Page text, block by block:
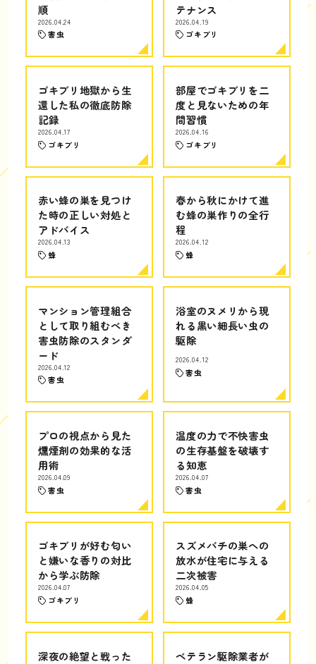
順
2026.04.24
害虫
テナンス
2026.04.19
ゴキブリ
ゴキブリ地獄から生
還した私の徹底防除
記録
2026.04.17
ゴキブリ
部屋でゴキブリを二
度と見ないための年
間習慣
2026.04.16
ゴキブリ
赤い蜂の巣を見つけ
た時の正しい対処と
アドバイス
2026.04.13
蜂
春から秋にかけて進
む蜂の巣作りの全行
程
2026.04.12
蜂
マンション管理組合
として取り組むべき
害虫防除のスタンダ
ード
2026.04.12
害虫
浴室のヌメリから現
れる黒い細長い虫の
駆除
2026.04.12
害虫
プロの視点から見た
燻煙剤の効果的な活
用術
2026.04.09
害虫
温度の力で不快害虫
の生存基盤を破壊す
る知恵
2026.04.07
害虫
ゴキブリが好む匂い
と嫌いな香りの対比
から学ぶ防除
2026.04.07
ゴキブリ
スズメバチの巣への
放水が住宅に与える
二次被害
2026.04.05
蜂
深夜の絶望と戦った
ベテラン駆除業者が